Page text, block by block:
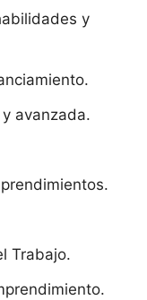
y
avanzada.
Trabajo.